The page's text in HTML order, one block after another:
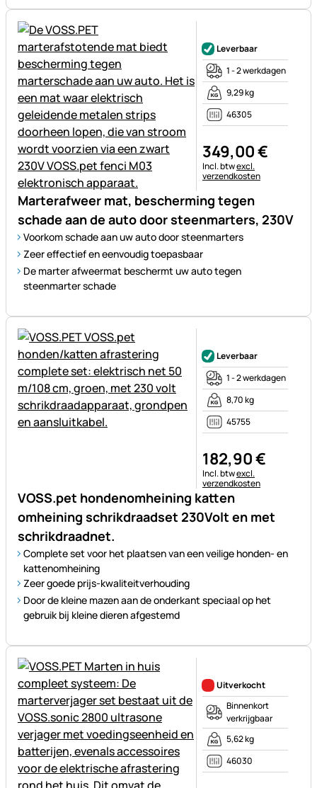
Marterafweer mat, bescherming tegen
schade aan de auto door steenmarters, 230V
Voorkom schade aan uw auto door steenmarters
Zeer effectief en eenvoudig toepasbaar
De marter afweermat beschermt uw auto tegen
steenmarter schade
Leverbaar
1 - 2 werkdagen
9,29 kg
46305
349,00€
Belastinginformatie:
Incl. btwexcl.
verzendkosten
VOSS.pet hondenomheining katten
omheining schrikdraadset 230Volt en met
schrikdraadnet.
Complete set voor het plaatsen van een veilige honden- en
kattenomheining
Zeer goede prijs-kwaliteitverhouding
Door de kleine mazen aan de onderkant speciaal op het
gebruik bij kleine dieren afgestemd
Leverbaar
1 - 2 werkdagen
8,70 kg
45755
182,90€
Belastinginformatie:
Incl. btwexcl.
verzendkosten
Uitverkocht
Binnenkort
verkrijgbaar
5,62 kg
46030